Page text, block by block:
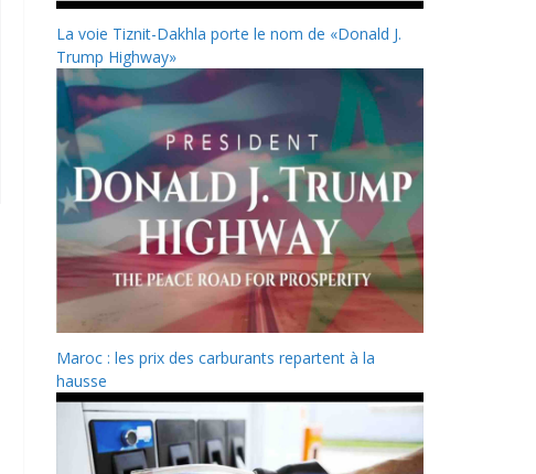
La voie Tiznit-Dakhla porte le nom de «Donald J.
Trump Highway»
Maroc : les prix des carburants repartent à la
hausse